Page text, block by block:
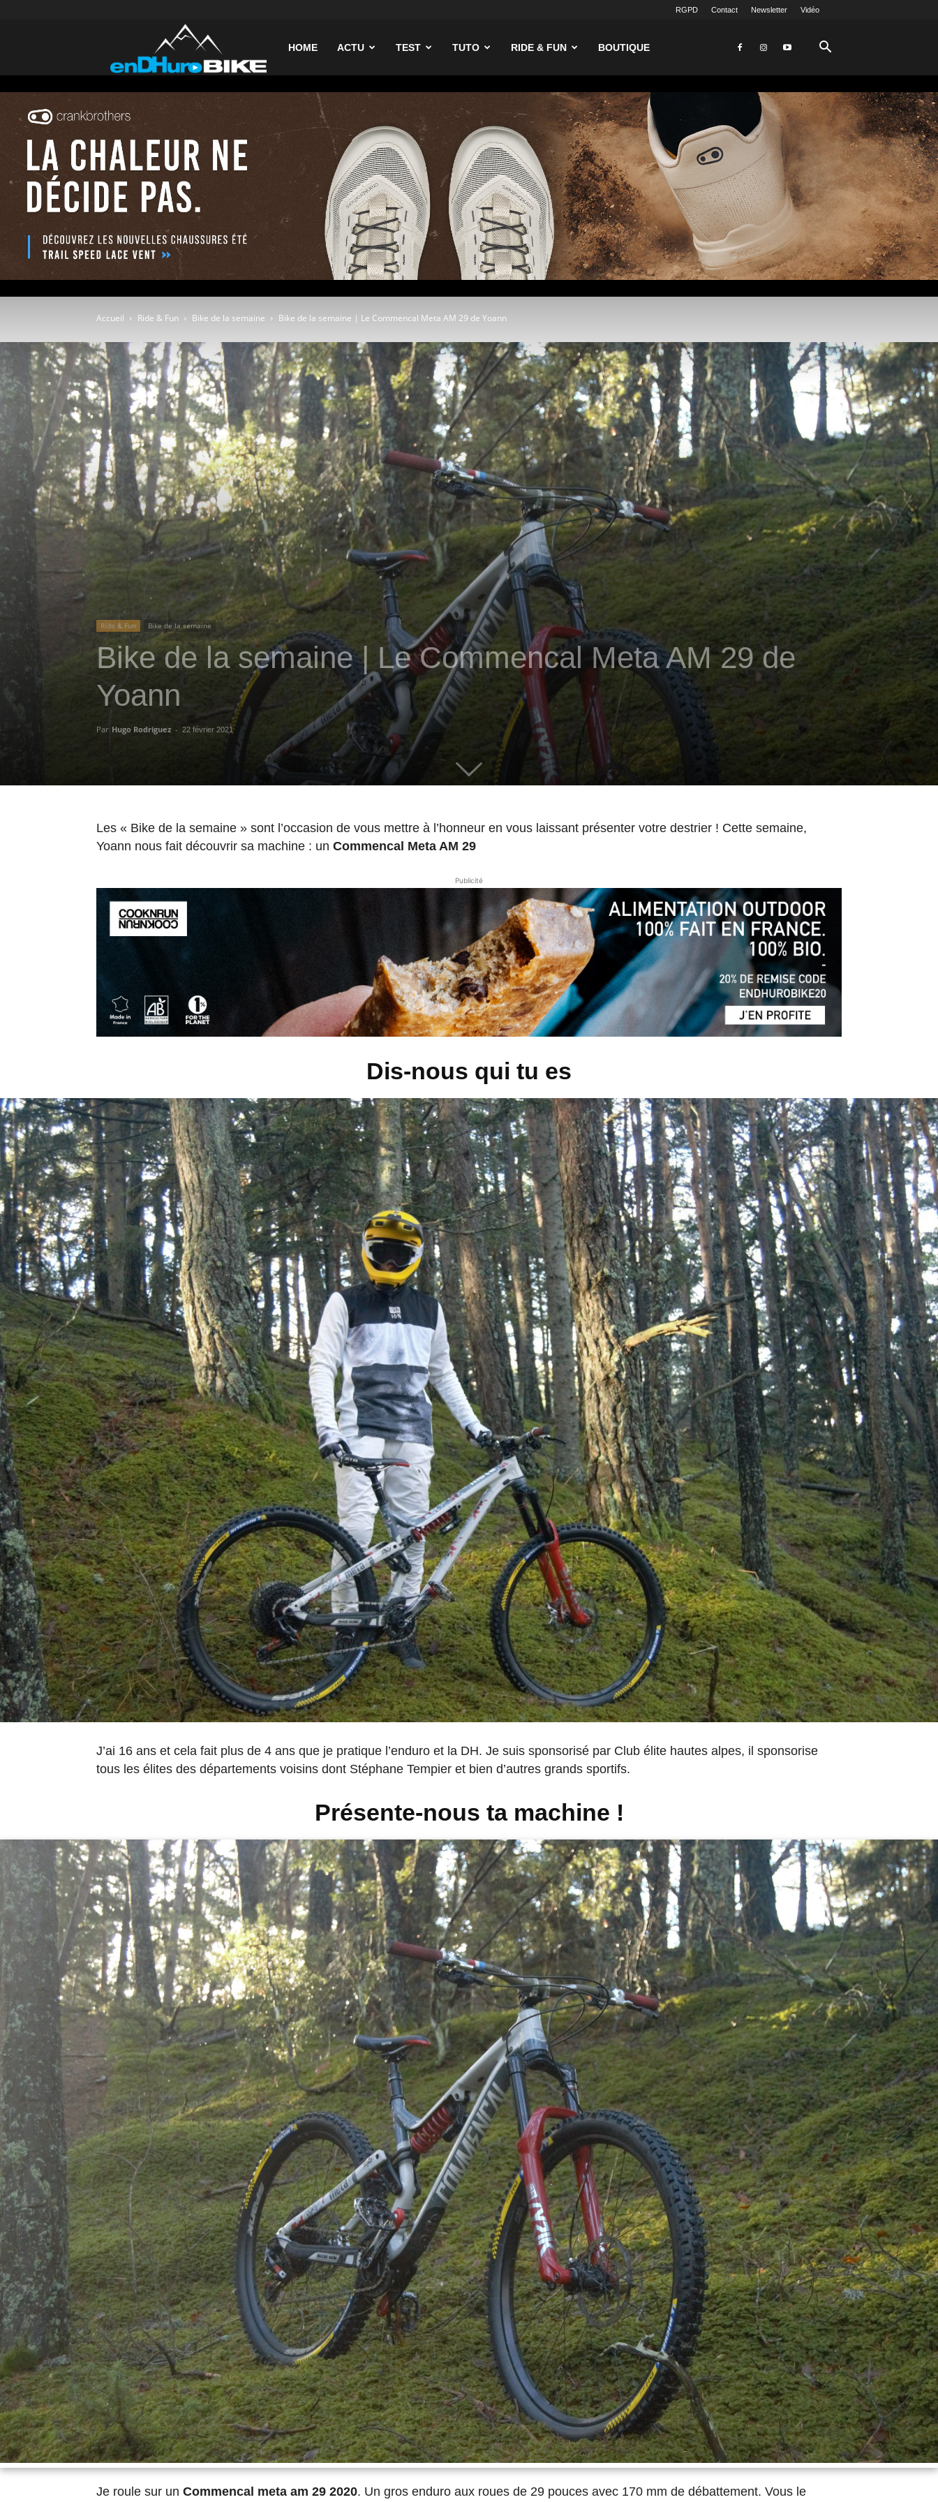
RGPD Contact Newsletter Vidéo
enDHurobike
HOME ACTU TEST TUTO RIDE & FUN BOUTIQUE
Accueil Ride & Fun Bike de la semaine Bike de la semaine | Le Commencal Meta AM 29 de Yoann
Ride & Fun Bike de la semaine
Bike de la semaine | Le Commencal Meta AM 29 de
Yoann
Par Hugo Rodriguez - 22 février 2021
Les « Bike de la semaine » sont l’occasion de vous mettre à l’honneur en vous laissant présenter votre destrier ! Cette semaine,
Yoann nous fait découvrir sa machine : un Commencal Meta AM 29
Publicité
Dis-nous qui tu es
J’ai 16 ans et cela fait plus de 4 ans que je pratique l’enduro et la DH. Je suis sponsorisé par Club élite hautes alpes, il sponsorise
tous les élites des départements voisins dont Stéphane Tempier et bien d’autres grands sportifs.
Présente-nous ta machine !
Je roule sur un Commencal meta am 29 2020. Un gros enduro aux roues de 29 pouces avec 170 mm de débattement. Vous le